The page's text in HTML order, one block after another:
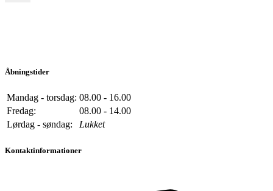
Åbningstider
Mandag - torsdag: 08.00 - 16.00
Fredag:
08.00 - 14.00
Lørdag - søndag:
Lukket
Kontaktinformationer